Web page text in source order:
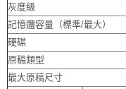
灰度級
記憶體容量（標準/最大）
硬碟
原稿類型
最大原稿尺寸